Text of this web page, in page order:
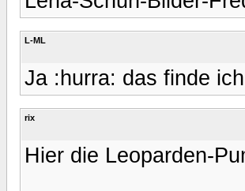
L-ML
Ja :hurra: das finde
rix
Hier die Leoparden-